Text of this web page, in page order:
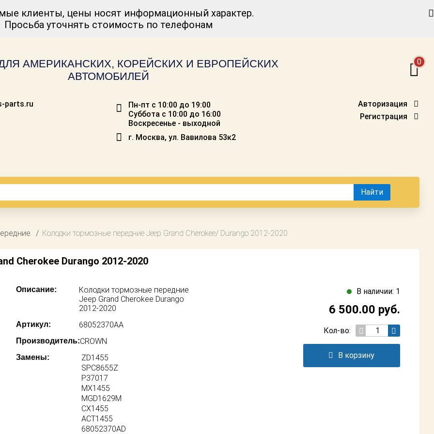
клиенты, цены носят информационный характер.
Просьба уточнять стоимость по телефонам
АМЕРИКАНСКИХ, КОРЕЙСКИХ И ЕВРОПЕЙСКИХ
АВТОМОБИЛЕЙ
0
parts.ru
Пн-пт с 10:00 до 19:00
Суббота с 10:00 до 16:00
Воскресенье - выходной
г. Москва, ул. Вавилова 53к2
Авторизация
Регистрация
Найти
Колодки тормозные передние Jeep Grand Cherokee/ Durango 2012-2020
Cherokee Durango 2012-2020
Описание:
Колодки тормозные передние
Jeep Grand Cherokee Durango
2012-2020
Артикул: 68052370AA
Производитель:CROWN
Замены:
ZD1455
SPC8655Z
P37017
MX1455
MGD1629M
CX1455
ACT1455
68052370AD
В наличии: 1
6 500.00 руб.
Кол-во:
В корзину